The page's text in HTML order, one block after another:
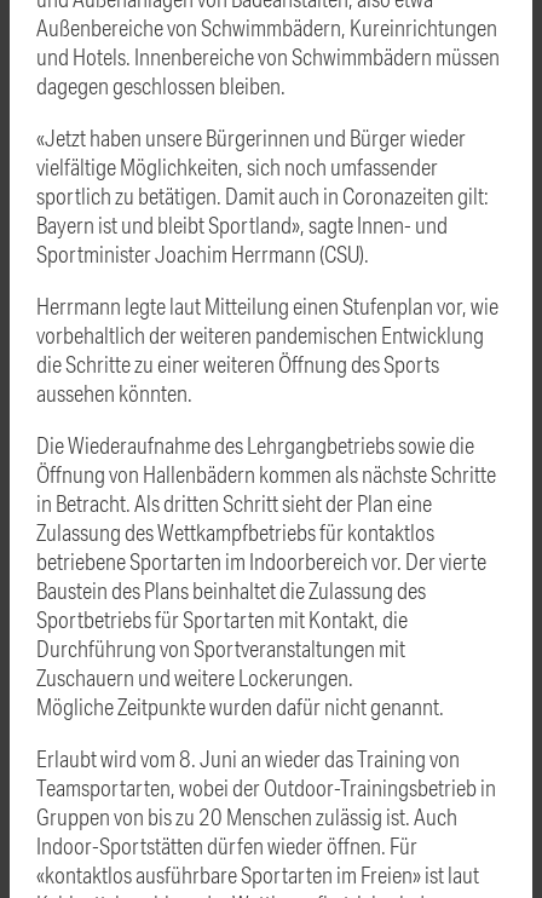
Außenbereiche von Schwimmbädern, Kureinrichtungen
und Hotels. Innenbereiche von Schwimmbädern müssen
dagegen geschlossen bleiben.
«Jetzt haben unsere Bürgerinnen und Bürger wieder
vielfältige Möglichkeiten, sich noch umfassender
sportlich zu betätigen. Damit auch in Coronazeiten gilt:
Bayern ist und bleibt Sportland», sagte Innen- und
Sportminister Joachim Herrmann (CSU).
Herrmann legte laut Mitteilung einen Stufenplan vor, wie
vorbehaltlich der weiteren pandemischen Entwicklung
die Schritte zu einer weiteren Öffnung des Sports
aussehen könnten.
Die Wiederaufnahme des Lehrgangbetriebs sowie die
Öffnung von Hallenbädern kommen als nächste Schritte
in Betracht. Als dritten Schritt sieht der Plan eine
Zulassung des Wettkampfbetriebs für kontaktlos
betriebene Sportarten im Indoorbereich vor. Der vierte
Baustein des Plans beinhaltet die Zulassung des
Sportbetriebs für Sportarten mit Kontakt, die
Durchführung von Sportveranstaltungen mit
Zuschauern und weitere Lockerungen.
Mögliche Zeitpunkte wurden dafür nicht genannt.
Erlaubt wird vom 8. Juni an wieder das Training von
Teamsportarten, wobei der Outdoor-Trainingsbetrieb in
Gruppen von bis zu 20 Menschen zulässig ist. Auch
Indoor-Sportstätten dürfen wieder öffnen. Für
«kontaktlos ausführbare Sportarten im Freien» ist laut